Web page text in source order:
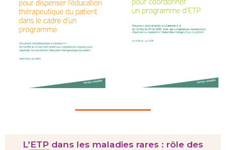
L’ETP dans les maladies rares : rôle des